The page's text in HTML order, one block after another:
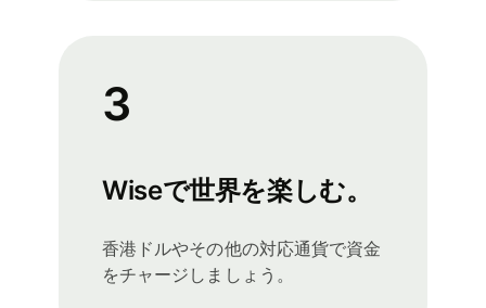
3
Wiseで世界を楽しむ。
香港ドルやその他の対応通貨で資金
をチャージしましょう。